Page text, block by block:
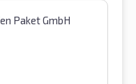
Paket GmbH